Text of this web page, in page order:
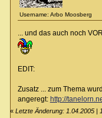
Username: Arbo Moosberg
... und das auch noch
EDIT:
Zusatz ... zum Thema
angeregt: http://
«Letzte Änderung: 1.04.2005 |